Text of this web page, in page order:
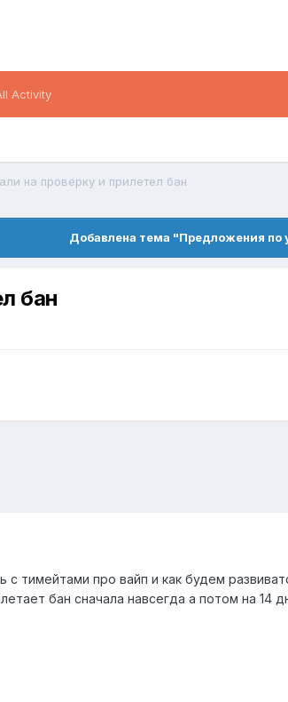
Activity
на проверку и прилетел бан
Добавлена тема "Предложения по
бан
с тимейтами про вайп и как будем
бан сначала навсегда а потом на 14